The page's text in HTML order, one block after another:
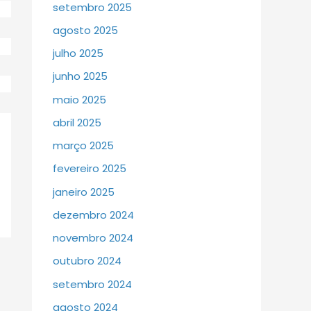
setembro 2025
agosto 2025
julho 2025
junho 2025
maio 2025
abril 2025
março 2025
fevereiro 2025
janeiro 2025
dezembro 2024
novembro 2024
outubro 2024
setembro 2024
agosto 2024